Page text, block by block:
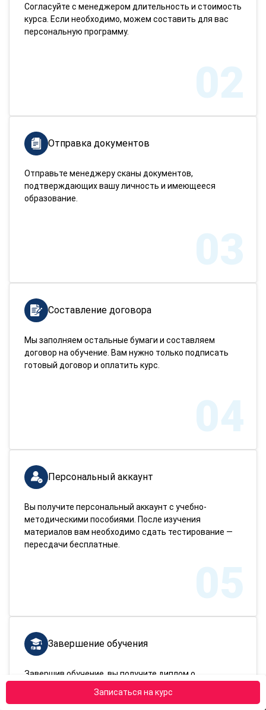
Записаться на курс
Согласуйте с менеджером длительность и стоимость
курса. Если необходимо, можем составить для вас
персональную программу.
02
Отправка документов
Отправьте менеджеру сканы документов,
подтверждающих вашу личность и имеющееся
образование.
03
Составление договора
Мы заполняем остальные бумаги и составляем
договор на обучение. Вам нужно только подписать
готовый договор и оплатить курс.
04
Персональный аккаунт
Вы получите персональный аккаунт с учебно-
методическими пособиями. После изучения
материалов вам необходимо сдать тестирование —
пересдачи бесплатные.
05
Завершение обучения
Завершив обучение, вы получите диплом о